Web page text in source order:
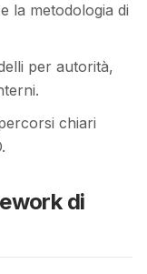
la metodologia di
per autorità,
chiari
di